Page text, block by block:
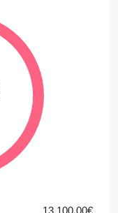
13,100.00€